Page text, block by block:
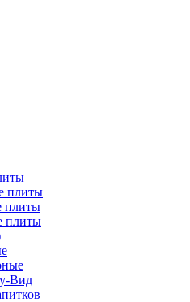
плиты
плиты
плиты
Вид